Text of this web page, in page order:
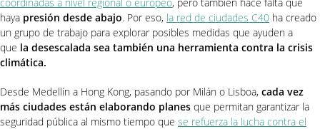
haya presión desde abajo. Por eso, la red de ciudades C40 ha creado
un grupo de trabajo para explorar posibles medidas que ayuden a
que la desescalada sea también una herramienta contra la crisis
climática.
Desde Medellín a Hong Kong, pasando por Milán o Lisboa, cada vez
más ciudades están elaborando planes que permitan garantizar la
seguridad pública al mismo tiempo que se refuerza la lucha contra el